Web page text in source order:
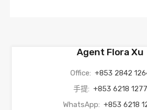
Agent Flora Xu
Office: +853 2842
手提: +853 6218 1277
WhatsApp: +853 6218